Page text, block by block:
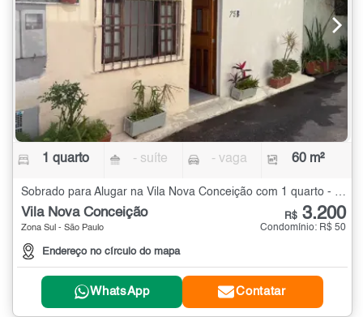
1 quarto - suíte - vaga 60 m²
Vila Nova Conceição
Zona Sul - São Paulo
Endereço no círculo do mapa
R$ 3.200
Condomínio: R$ 50
WhatsApp Contatar